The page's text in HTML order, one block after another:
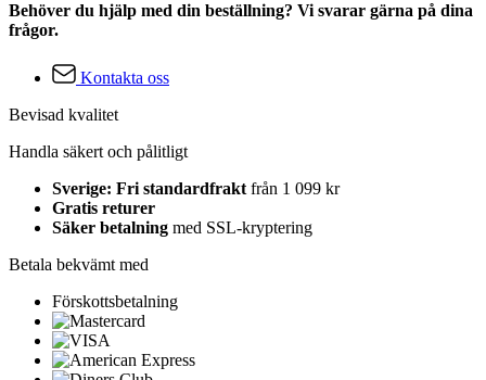
Behöver du hjälp med din beställning? Vi svarar gärna på dina
frågor.
Kontakta oss
Bevisad kvalitet
Handla säkert och pålitligt
Sverige: Fri standardfrakt från 1 099 kr
Gratis returer
Säker betalning med SSL-kryptering
Betala bekvämt med
Förskottsbetalning